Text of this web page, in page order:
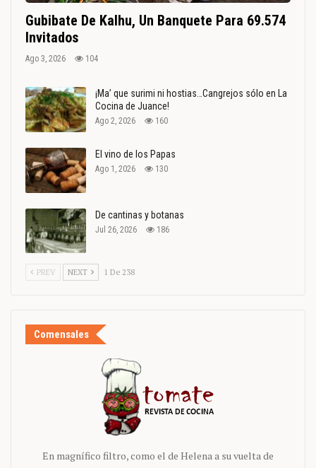
Gubibate De Kalhu, Un Banquete Para 69.574
Invitados
Ago 3, 2026 104
¡Ma’ que surimi ni hostias…Cangrejos sólo en La
Cocina de Juance!
Ago 2, 2026 160
El vino de los Papas
Ago 1, 2026 130
De cantinas y botanas
Jul 26, 2026 186
PREV NEXT 1 De 238
Comensales
En magnífico filtro, como el de Helena a su vuelta de